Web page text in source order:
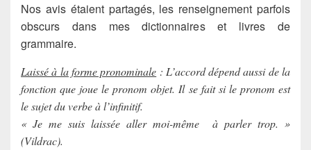
Nos avis étaient partagés, les renseignement parfois
obscurs dans mes dictionnaires et livres de
grammaire.
Laissé à la forme pronominale : L’accord dépend aussi de la
fonction que joue le pronom objet. Il se fait si le pronom est
le sujet du verbe à l’infinitif.
« Je me suis laissée aller moi-même à parler trop. »
(Vildrac).